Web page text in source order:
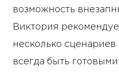
возможность
Виктория
несколько
всегда быть